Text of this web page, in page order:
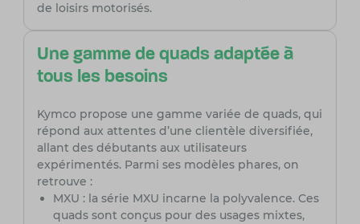
de loisirs motorisés.
Une gamme de quads adaptée à
tous les besoins
Kymco propose une gamme variée de quads, qui
répond aux attentes d’une clientèle diversifiée,
allant des débutants aux utilisateurs
expérimentés. Parmi ses modèles phares, on
retrouve :
MXU : la série MXU incarne la polyvalence. Ces
quads sont conçus pour des usages mixtes,